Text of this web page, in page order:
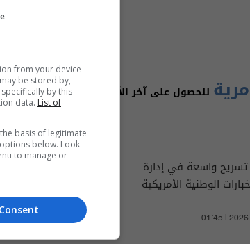
للحصول على آخر الأخبار والتغطيات الخاصة
واسعة في إدارة
الوطنية الأمريكية
01:45 |
12
from your device
be stored by,
by this
data. List of
basis of legitimate
below. Look
to manage or
Consent